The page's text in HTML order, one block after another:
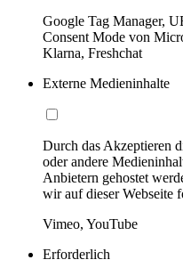
Google Tag Manager,
Consent Mode von
Klarna, Freshchat
Externe Medieninhalte
Durch das Akzeptieren
oder andere
Anbietern gehostet
wir auf dieser Webseite
Vimeo, YouTube
Erforderlich